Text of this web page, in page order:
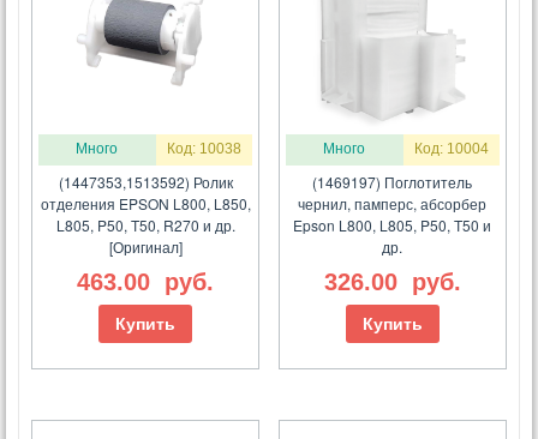
Много Код: 10038
(1447353,1513592) Ролик
отделения EPSON L800, L850,
L805, P50, T50, R270 и др.
[Оригинал]
463.00 руб.
Купить
Много Код: 10004
(1469197) Поглотитель
чернил, памперс, абсорбер
Epson L800, L805, P50, T50 и
др.
326.00 руб.
Купить